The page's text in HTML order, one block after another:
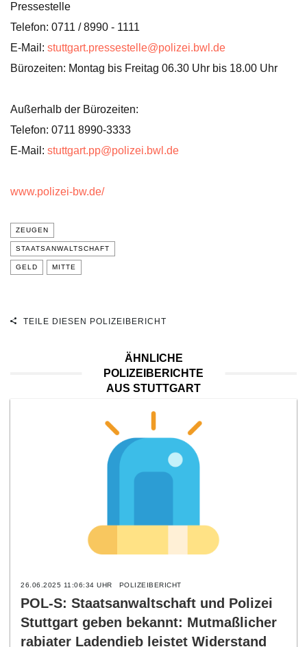
Pressestelle
Telefon: 0711 / 8990 - 1111
E-Mail: stuttgart.pressestelle@polizei.bwl.de
Bürozeiten: Montag bis Freitag 06.30 Uhr bis 18.00 Uhr
Außerhalb der Bürozeiten:
Telefon: 0711 8990-3333
E-Mail: stuttgart.pp@polizei.bwl.de
www.polizei-bw.de/
ZEUGEN
STAATSANWALTSCHAFT
GELD MITTE
TEILE DIESEN POLIZEIBERICHT
ÄHNLICHE
POLIZEIBERICHTE
AUS STUTTGART
26.06.2025 11:06:34 UHR POLIZEIBERICHT
POL-S: Staatsanwaltschaft und Polizei
Stuttgart geben bekannt: Mutmaßlicher
rabiater Ladendieb leistet Widerstand